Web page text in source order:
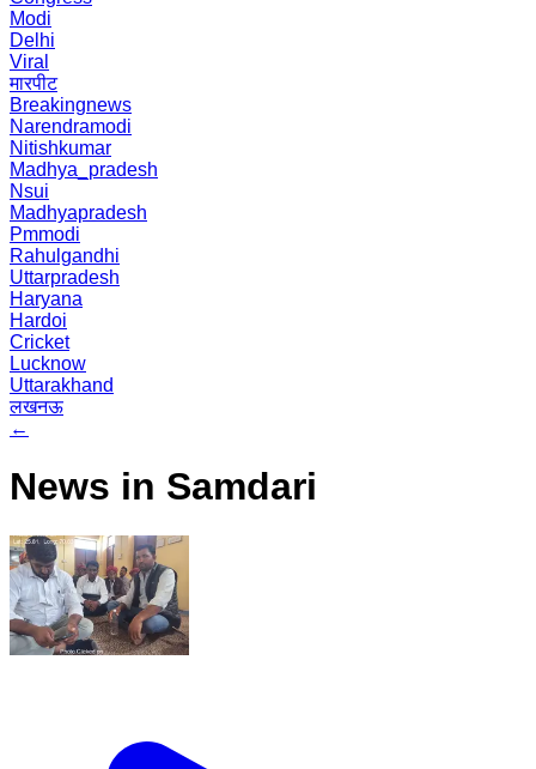
Modi
Delhi
Viral
मारपीट
Breakingnews
Narendramodi
Nitishkumar
Madhya_pradesh
Nsui
Madhyapradesh
Pmmodi
Rahulgandhi
Uttarpradesh
Haryana
Hardoi
Cricket
Lucknow
Uttarakhand
लखनऊ
←
News in Samdari